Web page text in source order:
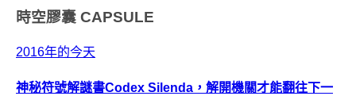
時空膠囊 CAPSULE
2016年的今天
神秘符號解謎書Codex Silenda，解開機關才能翻往下一